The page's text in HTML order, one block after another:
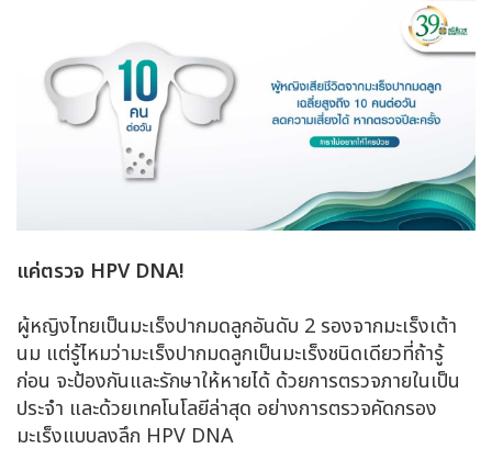
แค่ตรวจ HPV DNA!
ผู้หญิงไทยเป็นมะเร็งปากมดลูกอันดับ 2 รองจากมะเร็งเต้า
นม แต่รู้ไหมว่ามะเร็งปากมดลูกเป็นมะเร็งชนิดเดียวที่ถ้ารู้
ก่อน จะป้องกันและรักษาให้หายได้ ด้วยการตรวจภายในเป็น
ประจำ และด้วยเทคโนโลยีล่าสุด อย่างการตรวจคัดกรอง
มะเร็งแบบลงลึก HPV DNA